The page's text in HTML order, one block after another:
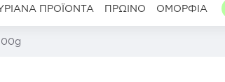
ΠΡΟΪΌΝΤΑ ΠΡΩΙΝΌ ΟΜΟΡΦΙΆ